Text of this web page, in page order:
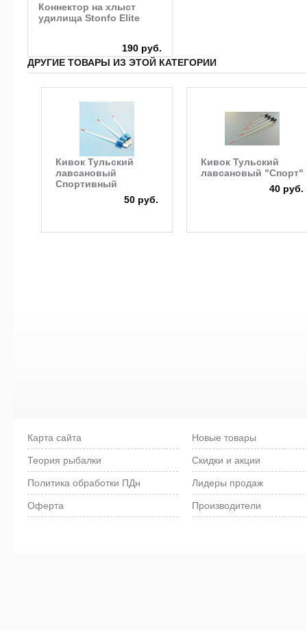
Коннектор на хлыст
удилища Stonfo Elite
190 руб.
ДРУГИЕ ТОВАРЫ ИЗ ЭТОЙ КАТЕГОРИИ
Кивок Тульский
лавсановый
Спортивный
50 руб.
Кивок Тульский
лавсановый "Спорт"
40 руб.
Карта сайта
Теория рыбалки
Политика обработки ПДн
Оферта
Новые товары
Скидки и акции
Лидеры продаж
Производители